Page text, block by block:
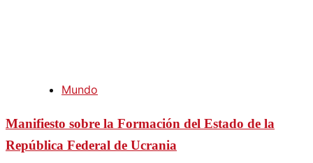
Mundo
Manifiesto sobre la Formación del Estado de la
República Federal de Ucrania